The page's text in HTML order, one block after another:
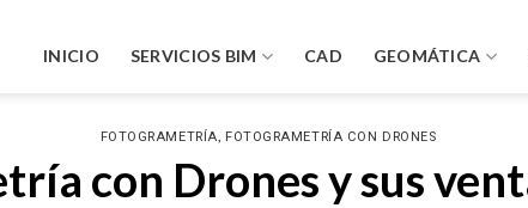
INICIO SERVICIOS BIM CAD GEOMÁTICA
FOTOGRAMETRÍA FOTOGRAMETRÍA CON DRONES
con Drones y sus